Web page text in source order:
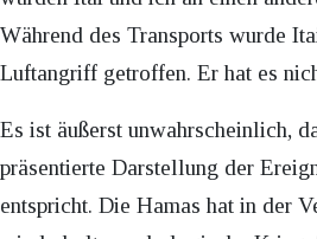
Während des Transports wurde
Luftangriff getroffen. Er hat es
Es ist äußerst unwahrscheinlich,
präsentierte Darstellung der
entspricht. Die Hamas hat in der